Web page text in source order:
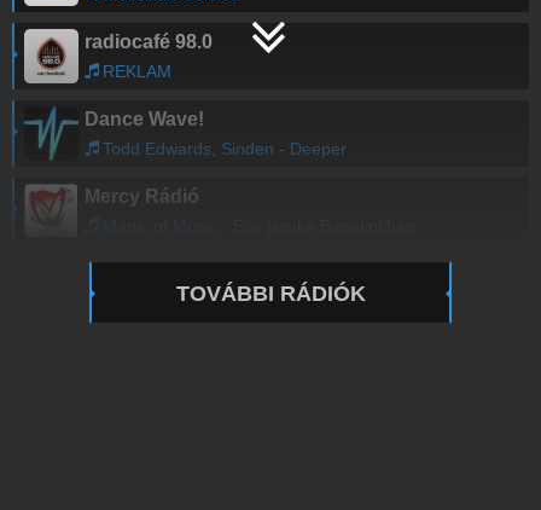
radiocafé 98.0
REKLAM
Dance Wave!
Todd Edwards, Sinden - Deeper
Mercy Rádió
TOVÁBBI RÁDIÓK